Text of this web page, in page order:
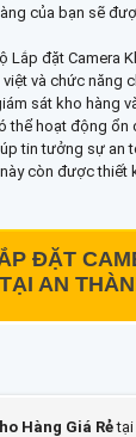
của bạn sẽ
Lắp đặt Camera
và chức năng
sát kho hàng
thể hoạt động ổn
tin tưởng sự an
còn được thiết
ĐẶT
TẠI AN
Hàng Giá Rẻtại